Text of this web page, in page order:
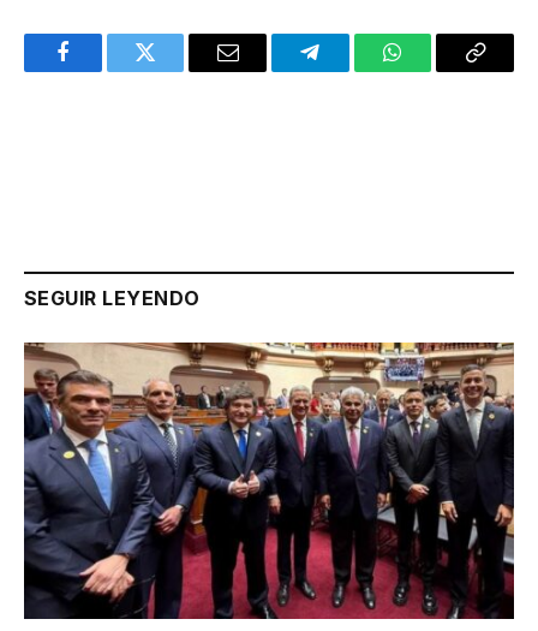
FacebookTwitter Email TelegramWhatsAppCopy
SEGUIR LEYENDO